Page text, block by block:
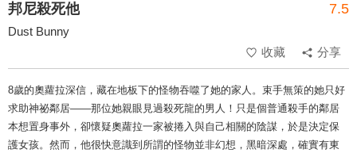
邦尼殺死他 7.5
Dust Bunny
收藏
分享
8歲的奧蘿拉深信，藏在地板下的怪物吞噬了她的家人。束手無策的她只好
求助神祕鄰居——那位她親眼見過殺死龍的男人！只是個普通殺手的鄰居
本想置身事外，卻懷疑奧蘿拉一家被捲入與自己相關的陰謀，於是決定保
護女孩。然而，他很快意識到所謂的怪物並非幻想，黑暗深處，確實有東